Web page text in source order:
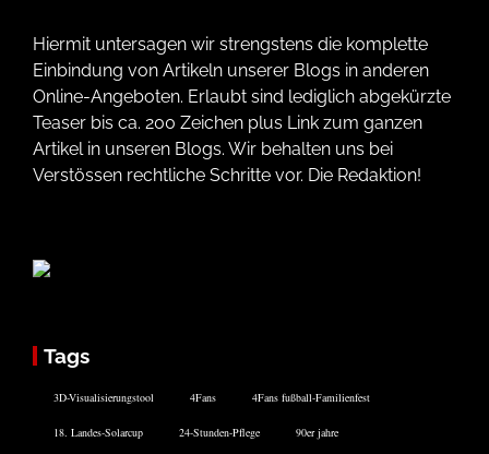
Hiermit untersagen wir strengstens die komplette
Einbindung von Artikeln unserer Blogs in anderen
Online-Angeboten. Erlaubt sind lediglich abgekürzte
Teaser bis ca. 200 Zeichen plus Link zum ganzen
Artikel in unseren Blogs. Wir behalten uns bei
Verstössen rechtliche Schritte vor. Die Redaktion!
Tags
3D-Visualisierungstool 4Fans 4Fans fußball-Familienfest
18. Landes-Solarcup 24-Stunden-Pflege 90er jahre